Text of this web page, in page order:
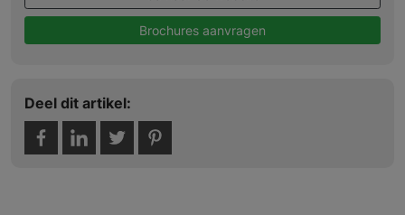
Brochures aanvragen
Deel dit artikel: